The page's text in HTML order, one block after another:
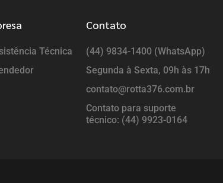
Técnica
Contato
(44) 9834-1400 (WhatsApp)
Segunda à Sexta, 09h às 17h
contato@rotta376.com.br
Contato para suporte
técnico: (44) 9923-0164